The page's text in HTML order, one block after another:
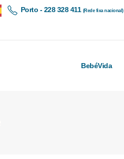
Porto - 228 328 411 (Rede fixa nacional)
BebéVida